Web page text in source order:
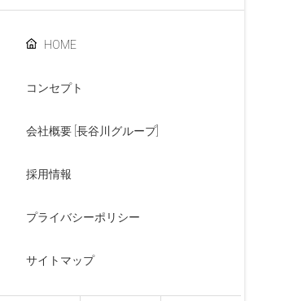
HOME
コンセプト
会社概要 [長谷川グループ]
採用情報
プライバシーポリシー
サイトマップ